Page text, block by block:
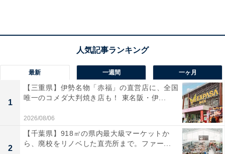
入館無料（自然工作教室等のイベントも基本無料）
【大阪府】入園無料＆一般500円も！ 国内最
大級の温室から海辺の施設まで…家族で行き
たいスポット3選
最新 一週間 一ヶ月
1
【三重県】伊勢名物「赤福」の直営店に、全国
唯一のコメダ大判焼き店も！ 東名阪・伊...
2026/08/06
2
【千葉県】918㎡の県内最大級マーケットか
ら、廃校をリノベした直売所まで。ファー...